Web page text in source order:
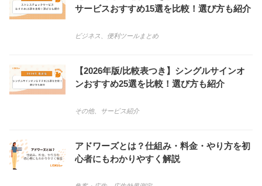
サービスおすすめ15選を比較！選び方も紹介
ビジネス 便利ツールまとめ
【2026年版/比較表つき】シングルサインオ
ンおすすめ25選を比較！選び方も紹介
その他、 サービス紹介
アドワーズとは？仕組み・料金・やり方を初
心者にもわかりやすく解説